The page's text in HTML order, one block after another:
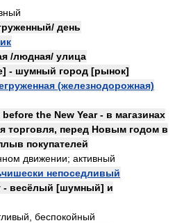
день
/людная/ улица
- шумный город [рынок]
(железнодорожная)
the New Year - в магазинах
торговля, перед Новым годом в
покупателей
движении; активный
непоседливый
- весёлый [шумный] и
беспокойный